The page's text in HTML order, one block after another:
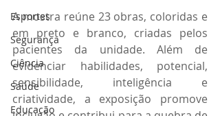
Esportes
Segurança
Ciência
Saúde
Educação
A mostra reúne 23 obras, coloridas e
em preto e branco, criadas pelos
pacientes da unidade. Além de
evidenciar habilidades, potencial,
sensibilidade, inteligência e
criatividade, a exposição promove